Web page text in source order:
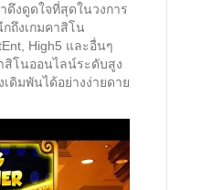
ดึงดูดใจที่สุดในวงการ
ถึงเกมคาสิโน
High5 และอื่นๆ
สิโนออนไลน์ระดับสูง
มพันได้อย่างง่ายดาย